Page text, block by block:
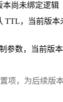
本尚未绑定逻辑
TTL，当前版本
参数，当前版
项，为后续版